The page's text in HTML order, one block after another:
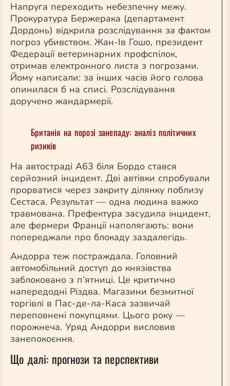
Напруга переходить небезпечну межу.
Прокуратура Бержерака (департамент
Дордонь) відкрила розслідування за фактом
погроз убивством. Жан-Ів Гошо, президент
Федерації ветеринарних профспілок,
отримав електронного листа з погрозами.
Йому написали: за інших часів його голова
опинилася б на списі. Розслідування
доручено жандармерії.
Британія на порозі занепаду: аналіз політичних
ризиків
На автостраді A63 біля Бордо стався
серйозний інцидент. Дві автівки спробували
прорватися через закриту ділянку поблизу
Сестаса. Результат — одна людина важко
травмована. Префектура засудила інцидент,
але фермери Франції наполягають: вони
попереджали про блокаду заздалегідь.
Андорра теж постраждала. Головний
автомобільний доступ до князівства
заблоковано з п’ятниці. Це критично
напередодні Різдва. Магазини безмитної
торгівлі в Пас-де-ла-Каса зазвичай
переповнені покупцями. Цього року —
порожнеча. Уряд Андорри висловив
занепокоєння.
Що далі: прогнози та перспективи